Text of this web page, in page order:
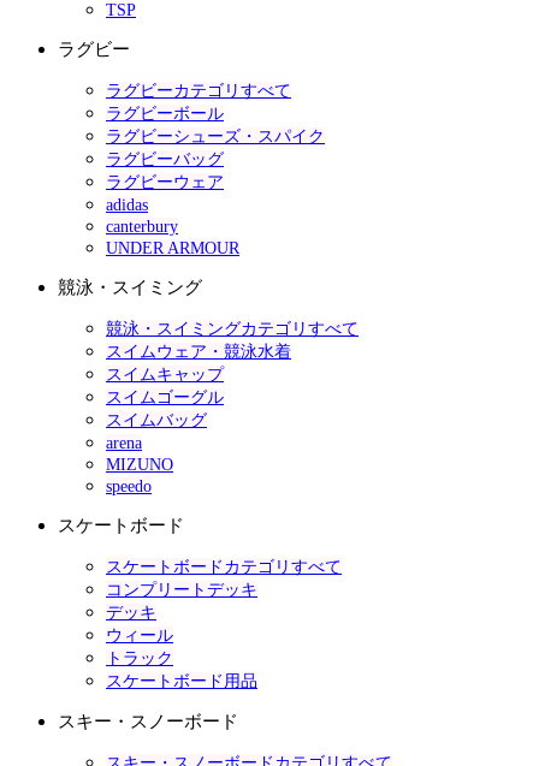
TSP
ラグビー
ラグビーカテゴリすべて
ラグビーボール
ラグビーシューズ・スパイク
ラグビーバッグ
ラグビーウェア
adidas
canterbury
UNDER ARMOUR
競泳・スイミング
競泳・スイミングカテゴリすべて
スイムウェア・競泳水着
スイムキャップ
スイムゴーグル
スイムバッグ
arena
MIZUNO
speedo
スケートボード
スケートボードカテゴリすべて
コンプリートデッキ
デッキ
ウィール
トラック
スケートボード用品
スキー・スノーボード